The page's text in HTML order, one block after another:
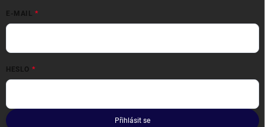
E-MAIL
HESLO
Přihlásit se